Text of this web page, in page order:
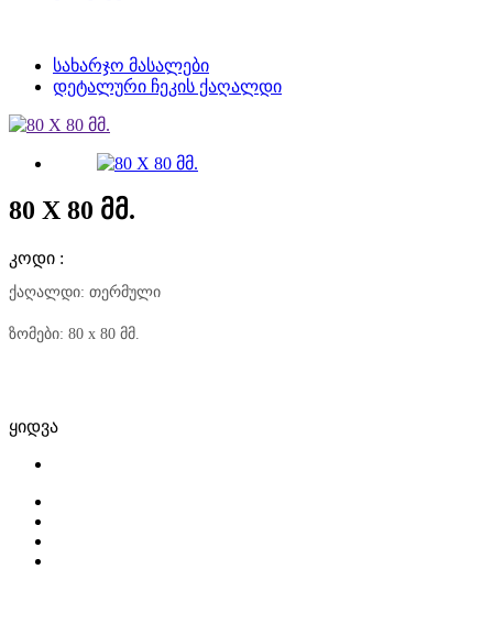
სახარჯო მასალები
დეტალური ჩეკის ქაღალდი
80 X 80 მმ.
კოდი :
ქაღალდი: თერმული
ზომები: 80 x 80 მმ.
ყიდვა